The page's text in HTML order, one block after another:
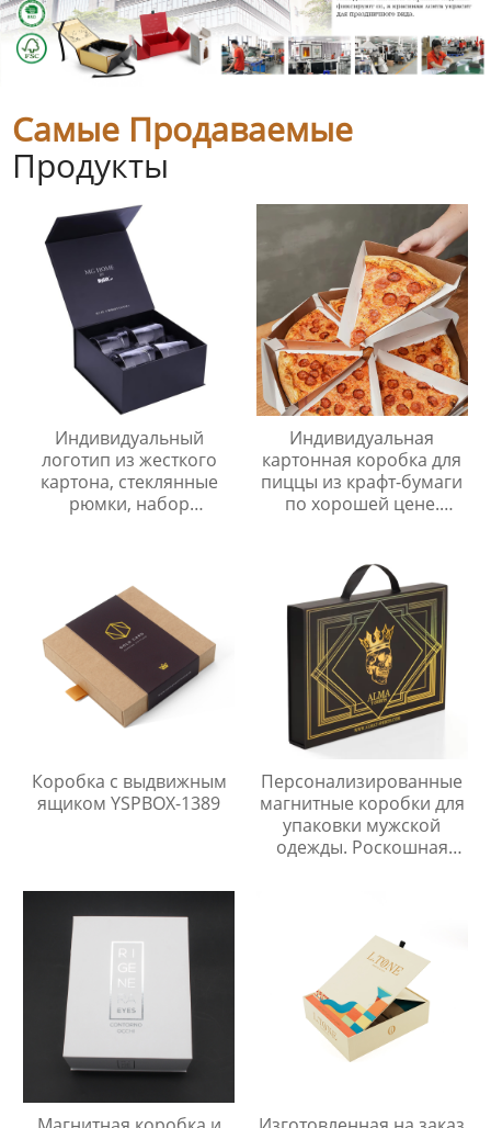
Самые Продаваемые
Продукты
Индивидуальный
логотип из жесткого
картона, стеклянные
рюмки, набор
бумажная коробка для
очков
Индивидуальная
картонная коробка для
пиццы из крафт-бумаги
по хорошей цене.
дюймов.
Коробка с выдвижным
ящиком YSPBOX-1389
Персонализированные
магнитные коробки для
упаковки мужской
одежды. Роскошная